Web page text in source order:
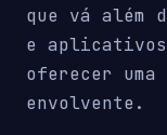
que vá além
e
oferecer
envolvente.